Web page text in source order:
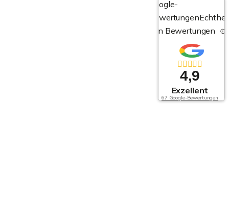
Google-
Bewertungen
von Bewertungen
4,9
Exzellent
67 Google-Bewertungen